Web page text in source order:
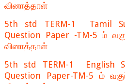
வினாத்தாள்
5th std TERM-1 Tamil
Question Paper -TM-5 ம்
வினாத்தாள்
5th std TERM-1 English
Question Paper-TM-5 ம்